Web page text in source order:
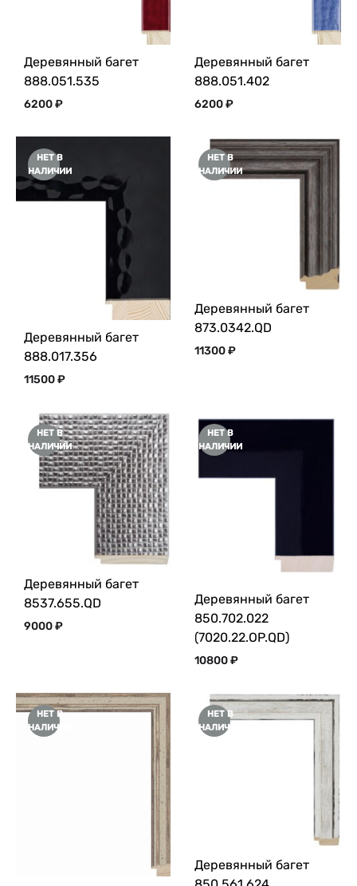
Деревянный багет
888.051.535
6200₽
Деревянный багет
888.051.402
6200₽
НЕТ В
НАЛИЧИИ
Деревянный багет
888.017.356
11500₽
НЕТ В
НАЛИЧИИ
Деревянный багет
873.0342.QD
11300₽
НЕТ В
НАЛИЧИИ
Деревянный багет
8537.655.QD
9000₽
НЕТ В
НАЛИЧИИ
Деревянный багет
850.702.022
(7020.22.OP.QD)
10800₽
НЕТ В
НАЛИЧИИ
НЕТ В
НАЛИЧИИ
Деревянный багет